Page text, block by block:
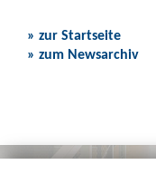
» zur Startseite
» zum Newsarchiv